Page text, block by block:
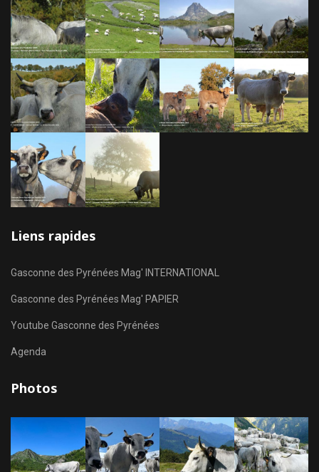
Liens rapides
Gasconne des Pyrénées Mag' INTERNATIONAL
Gasconne des Pyrénées Mag' PAPIER
Youtube Gasconne des Pyrénées
Agenda
Photos